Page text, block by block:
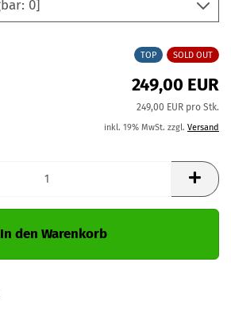
TOP SOLD OUT
249,00 EUR
249,00 EUR pro Stk.
inkl. 19% MwSt. zzgl. Versand
In den Warenkorb